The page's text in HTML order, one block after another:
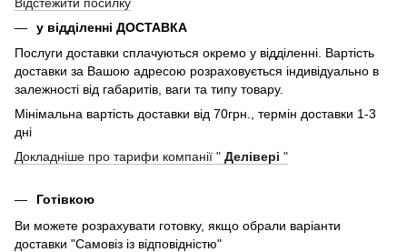
у відділенні ДОСТАВКА
Послуги доставки сплачуються окремо у відділенні. Вартість
доставки за Вашою адресою розраховується індивідуально в
залежності від габаритів, ваги та типу товару.
Мінімальна вартість доставки від 70грн., термін доставки 1-3
дні
Докладніше про тарифи компанії " Делівері "
Готівкою
Ви можете розрахувати готовку, якщо обрали варіанти
доставки "Самовіз із відповідністю"